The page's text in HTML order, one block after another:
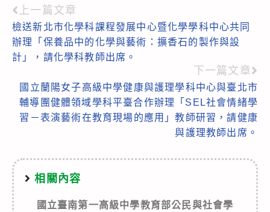
Read
more
articles
上一篇文章
檢送新北市化學科課程發展中心暨化學學科中心共同
辦理「保養品中的化學與藝術：擴香石的製作與設
計」，請化學科教師出席。
下一篇文章
國立蘭陽女子高級中學健康與護理學科中心與臺北市
輔導團健體領域學科平臺合作辦理「SEL社會情緒學
習－表演藝術在教育現場的應用」教師研習，請健康
與護理教師出席。
相關內容
國立臺南第一高級中學教育部公民與社會學